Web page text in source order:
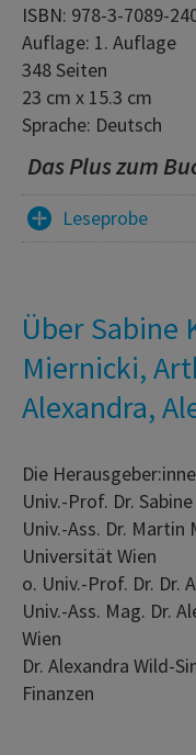
ISBN: 978-3-7089-
Auflage: 1. Auflage
348 Seiten
23 cm x 15.3 cm
Sprache: Deutsch
Das Plus zum
Leseprobe
Über Sabine
Miernicki,
Alexandra,
Die
Univ.-Prof. Dr.
Univ.-Ass. Dr. Martin
Universität Wien
o. Univ.-Prof. Dr. Dr.
Univ.-Ass. Mag. Dr.
Wien
Dr. Alexandra Wild-
Finanzen